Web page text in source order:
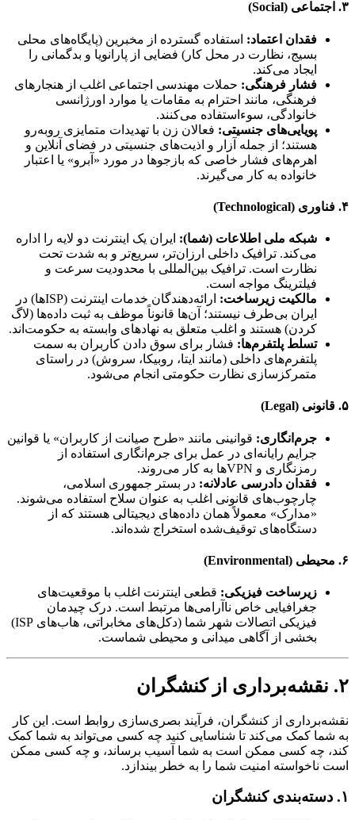
۳. اجتماعی (Social)
فقدان اعتماد: استفاده گسترده از مخبرین (پایگاه‌های محلی
بسیج، نظارت در محل کار) فضایی از پارانویا و بدگمانی را
ایجاد می‌کند.
فشار فرهنگی: حملات مهندسی اجتماعی اغلب از هنجارهای
فرهنگی، مانند احترام به مقامات یا موارد اورژانسی
خانوادگی، سوءاستفاده می‌کنند.
پویایی‌های جنسیتی: فعالان زن با تهدیدات متمایزی روبه‌رو
هستند؛ از جمله آزار و اذیت‌های جنسیتی در فضای آنلاین و
اهرم‌های فشار خاصی که بازجوها در مورد «آبرو» یا اعتبار
خانواده به کار می‌گیرند.
۴. فناوری (Technological)
شبکه ملی اطلاعات (شما): ایران یک اینترنت دو لایه را اداره
می‌کند. ترافیک داخلی ارزان‌تر، سریع‌تر و به شدت تحت
نظارت است. ترافیک بین‌المللی با محدودیت سرعت و
فیلترینگ مواجه است.
مالکیت زیرساخت:
ارائه‌دهندگان خدمات اینترنت (ISPها) در
ایران بی‌طرف نیستند؛ آن‌ها قانوناً موظف به ثبت داده‌ها (لاگ
کردن) هستند و اغلب متعلق به نهادهای وابسته به حکومت‌اند.
تسلط پلتفرم‌ها: فشار برای سوق دادن کاربران به سمت
پلتفرم‌های داخلی (مانند ایتا، روبیکا، سروش) در راستای
متمرکزسازی نظارت حکومتی انجام می‌شود.
۵. قانونی (Legal)
جرم‌انگاری: قوانینی مانند «طرح صیانت از کاربران» یا قوانین
جرایم رایانه‌ای در عمل برای جرم‌انگاری استفاده از
رمزنگاری و VPNها به کار می‌روند.
فقدان دادرسی عادلانه: در بستر جمهوری اسلامی،
چارچوب‌های قانونی اغلب به عنوان سلاح استفاده می‌شوند.
«مدارک» معمولاً همان داده‌های دیجیتالی هستند که از
دستگاه‌های توقیف‌شده استخراج شده‌اند.
۶. محیطی (Environmental)
زیرساخت فیزیکی: قطعی اینترنت اغلب با موقعیت‌های
جغرافیایی خاص ناآرامی‌ها مرتبط است. درک چیدمان
فیزیکی اتصالات شهر شما (دکل‌های مخابراتی، هاب‌های ISP)
بخشی از آگاهی میدانی و محیطی شماست.
۲. نقشه‌برداری از کنشگران
نقشه‌برداری از کنشگران، فرآیند بصری‌سازی روابط است. این کار
به شما کمک می‌کند تا شناسایی کنید چه کسی می‌تواند به شما کمک
کند، چه کسی ممکن است به شما آسیب برساند، و چه کسی ممکن
است ناخواسته امنیت شما را به خطر بیندازد.
۱. دسته‌بندی کنشگران